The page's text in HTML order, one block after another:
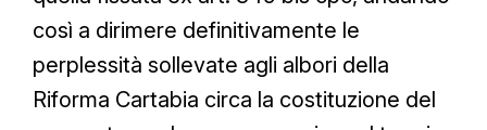
così a dirimere definitivamente le
perplessità sollevate agli albori della
Riforma Cartabia circa la costituzione del